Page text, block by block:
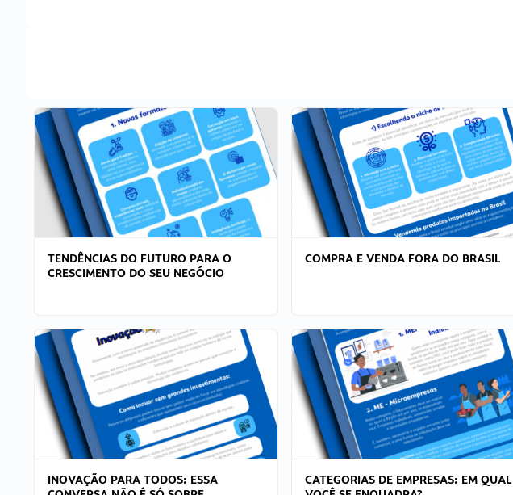
TENDÊNCIAS DO FUTURO PARA O
CRESCIMENTO DO SEU NEGÓCIO
COMPRA E VENDA FORA DO BRASIL
INOVAÇÃO PARA TODOS: ESSA
CATEGORIAS DE EMPRESAS: EM QUAL